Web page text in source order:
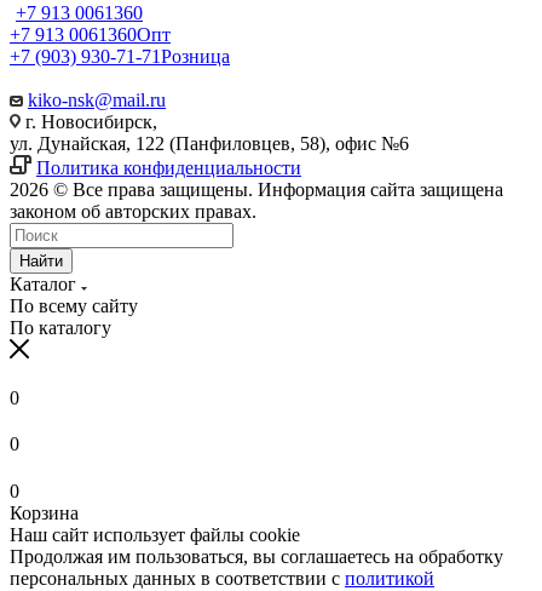
+7 913 0061360
+7 913 0061360Опт
+7 (903) 930-71-71Розница
kiko-nsk@mail.ru
г. Новосибирск,
ул. Дунайская, 122 (Панфиловцев, 58), офис №6
Политика конфиденциальности
2026 © Все права защищены. Информация сайта защищена
законом об авторских правах.
Найти
Каталог
По всему сайту
По каталогу
0
0
0
Корзина
Наш сайт использует файлы cookie
Продолжая им пользоваться, вы соглашаетесь на обработку
персональных данных в соответствии с политикой